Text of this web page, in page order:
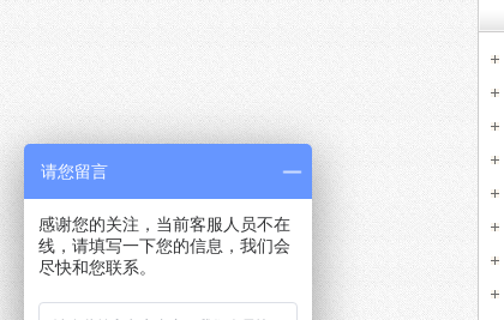
请您留言
感谢您的关注，当前客服人员不在
线，请填写一下您的信息，我们会
尽快和您联系。